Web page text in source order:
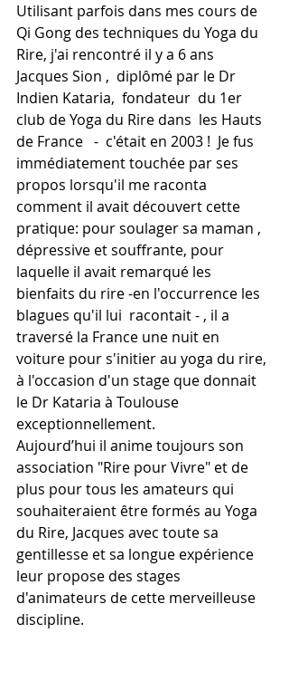
Utilisant parfois dans mes cours de
Qi Gong des techniques du Yoga du
Rire, j'ai rencontré il y a 6 ans
Jacques Sion ,  diplômé par le Dr
Indien Kataria,  fondateur  du 1er
club de Yoga du Rire dans  les Hauts
de France   -  c'était en 2003 !  Je fus
immédiatement touchée par ses
propos lorsqu'il me raconta
comment il avait découvert cette
pratique: pour soulager sa maman ,
dépressive et souffrante, pour
laquelle il avait remarqué les
bienfaits du rire -en l'occurrence les
blagues qu'il lui  racontait - , il a
traversé la France une nuit en
voiture pour s'initier au yoga du rire,
à l'occasion d'un stage que donnait
le Dr Kataria à Toulouse
exceptionnellement.
Aujourd’hui il anime toujours son
association "Rire pour Vivre" et de
plus pour tous les amateurs qui
souhaiteraient être formés au Yoga
du Rire, Jacques avec toute sa
gentillesse et sa longue expérience
leur propose des stages
d'animateurs de cette merveilleuse
discipline.